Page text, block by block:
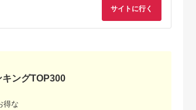
恩納村
券（90,000円
群馬県 渋川市
サイトに行く
ングTOP300
得な